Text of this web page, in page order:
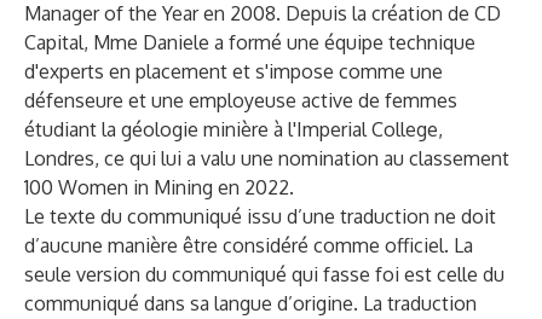
Manager of the Year en 2008. Depuis la création de CD
Capital, Mme Daniele a formé une équipe technique
d'experts en placement et s'impose comme une
défenseure et une employeuse active de femmes
étudiant la géologie minière à l'Imperial College,
Londres, ce qui lui a valu une nomination au classement
100 Women in Mining en 2022.
Le texte du communiqué issu d’une traduction ne doit
d’aucune manière être considéré comme officiel. La
seule version du communiqué qui fasse foi est celle du
communiqué dans sa langue d’origine. La traduction